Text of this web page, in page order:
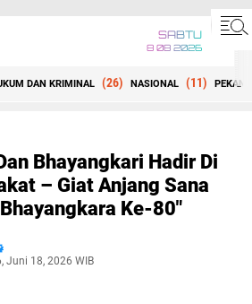
SABTU
8 08 2026
DAN KRIMINAL (26) NASIONAL (11)
Bhayangkari Hadir Di
– Giat Anjang Sana
Ke-80"
Juni 18, 2026 WIB